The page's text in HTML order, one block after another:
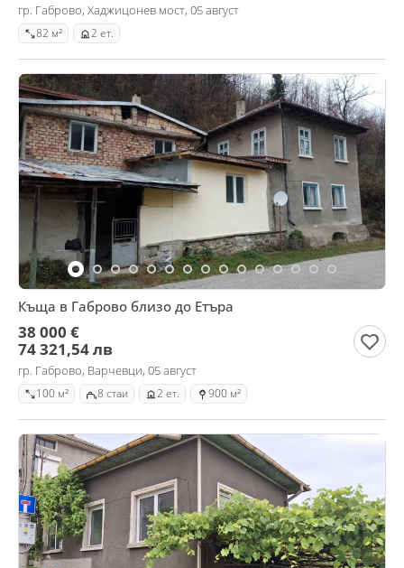
гр. Габрово, Хаджицонев мост, 05 август
82 м² 2 ет.
Къща в Габрово близо до Етъра
38 000 €
74 321,54 лв
гр. Габрово, Варчевци, 05 август
100 м² 8 стаи 2 ет. 900 м²